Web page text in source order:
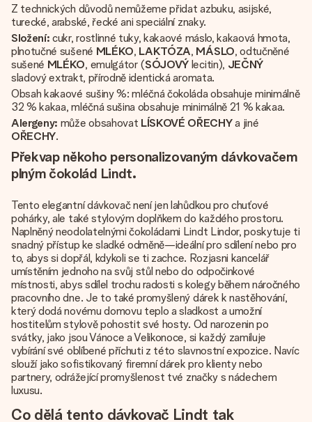
Z technických důvodů nemůžeme přidat azbuku, asijské,
turecké, arabské, řecké ani speciální znaky.
Složení: cukr, rostlinné tuky, kakaové máslo, kakaová hmota,
plnotučné sušené MLÉKO, LAKTÓZA, MÁSLO, odtučněné
sušené MLÉKO, emulgátor (SÓJOVÝ lecitin), JEČNÝ
sladový extrakt, přírodně identická aromata.
Obsah kakaové sušiny %: mléčná čokoláda obsahuje minimálně
32 % kakaa, mléčná sušina obsahuje minimálně 21 % kakaa.
Alergeny: může obsahovat LÍSKOVÉ OŘECHYa jiné
OŘECHY.
Překvap někoho personalizovaným dávkovačem
plným čokolád Lindt.
Tento elegantní dávkovač není jen lahůdkou pro chuťové
pohárky, ale také stylovým doplňkem do každého prostoru.
Naplněný neodolatelnými čokoládami Lindt Lindor, poskytuje ti
snadný přístup ke sladké odměně—ideální pro sdílení nebo pro
to, abys si dopřál, kdykoli se ti zachce. Rozjasni kancelář
umístěním jednoho na svůj stůl nebo do odpočinkové
místnosti, abys sdílel trochu radosti s kolegy během náročného
pracovního dne. Je to také promyšlený dárek k nastěhování,
který dodá novému domovu teplo a sladkost a umožní
hostitelům stylově pohostit své hosty. Od narozenin po
svátky, jako jsou Vánoce a Velikonoce, si každý zamiluje
vybírání své oblíbené příchuti z této slavnostní expozice. Navíc
slouží jako sofistikovaný firemní dárek pro klienty nebo
partnery, odrážející promyšlenost tvé značky s nádechem
luxusu.
Co dělá tento dávkovač Lindt tak